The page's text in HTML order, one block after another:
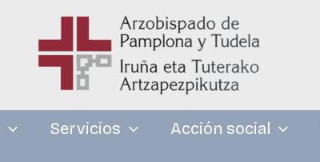
Servicios Acción social